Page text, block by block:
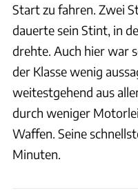
Start zu fahren. Zwei
dauerte sein Stint, in
drehte. Auch hier war
der Klasse wenig
weitestgehend aus
durch weniger
Waffen. Seine
Minuten.